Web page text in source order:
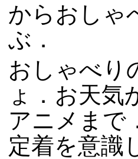
からおしゃ
ぶ．
おしゃべり
ょ．お天気
アニメまで
定着を意識